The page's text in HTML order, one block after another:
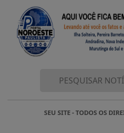
SEU SITE - TODOS OS